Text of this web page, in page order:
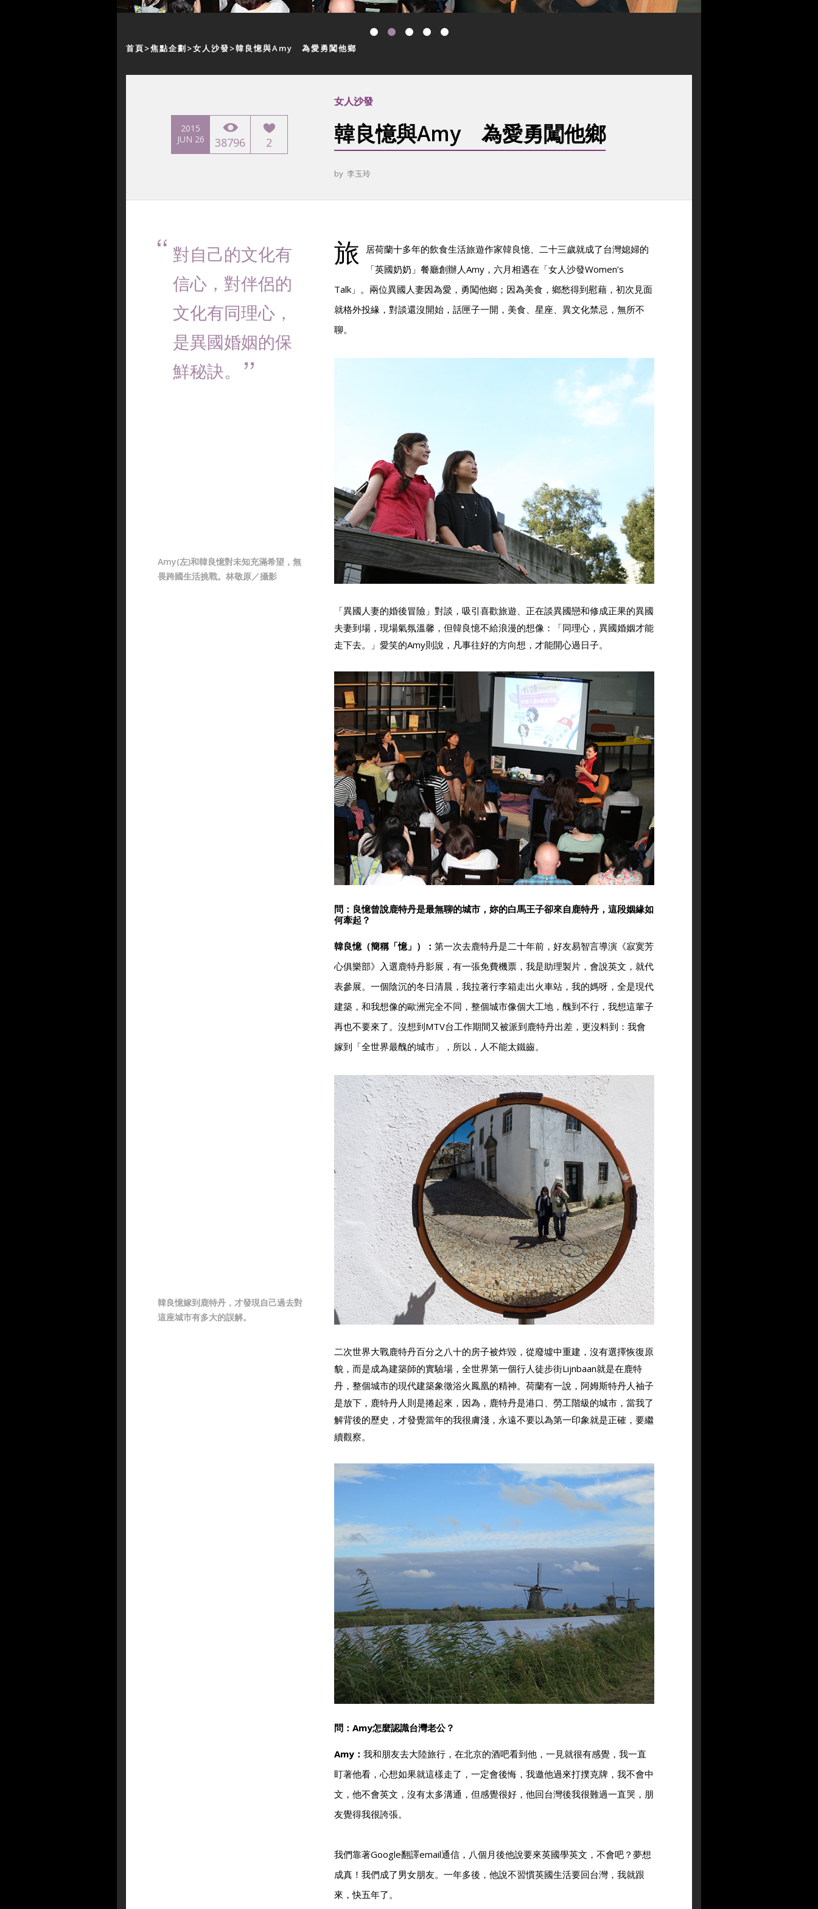
首頁 焦點企劃 女人沙發 韓良憶與Amy 為愛勇闖他鄉
2015
JUN 26
38796 2
女人沙發
韓良憶與Amy 為愛勇闖他鄉
by 李玉玲
對自己的文化有
信心，對伴侶的
文化有同理心，
是異國婚姻的保
鮮秘訣。
旅
居荷蘭十多年的飲食生活旅遊作家韓良憶、二十三歲就成了台灣媳婦的
「英國奶奶」餐廳創辦人Amy，六月相遇在「女人沙發Women’s
Talk」。兩位異國人妻因為愛，勇闖他鄉；因為美食，鄉愁得到慰藉，初次見面
就格外投緣，對談還沒開始，話匣子一開，美食、星座、異文化禁忌，無所不
聊。
Amy(左)和韓良憶對未知充滿希望，無
畏跨國生活挑戰。林敬原／攝影
「異國人妻的婚後冒險」對談，吸引喜歡旅遊、正在談異國戀和修成正果的異國
夫妻到場，現場氣氛溫馨，但韓良憶不給浪漫的想像：「同理心，異國婚姻才能
走下去。」愛笑的Amy則說，凡事往好的方向想，才能開心過日子。
問：良憶曾說鹿特丹是最無聊的城市，妳的白馬王子卻來自鹿特丹，這段姻緣如
何牽起？
韓良憶（簡稱「憶」）： 第一次去鹿特丹是二十年前，好友易智言導演《寂寞芳
心俱樂部》入選鹿特丹影展，有一張免費機票，我是助理製片，會說英文，就代
表參展。一個陰沉的冬日清晨，我拉著行李箱走出火車站，我的媽呀，全是現代
建築，和我想像的歐洲完全不同，整個城市像個大工地，醜到不行，我想這輩子
再也不要來了。沒想到MTV台工作期間又被派到鹿特丹出差，更沒料到：我會
嫁到「全世界最醜的城市」，所以，人不能太鐵齒。
韓良憶嫁到鹿特丹，才發現自己過去對
這座城市有多大的誤解。
二次世界大戰鹿特丹百分之八十的房子被炸毀，從廢墟中重建，沒有選擇恢復原
貌，而是成為建築師的實驗場，全世界第一個行人徒步街Lijnbaan就是在鹿特
丹，整個城市的現代建築象徵浴火鳳凰的精神。荷蘭有一說，阿姆斯特丹人袖子
是放下，鹿特丹人則是捲起來，因為，鹿特丹是港口、勞工階級的城市，當我了
解背後的歷史，才發覺當年的我很膚淺，永遠不要以為第一印象就是正確，要繼
續觀察。
問：Amy怎麼認識台灣老公？
Amy： 我和朋友去大陸旅行，在北京的酒吧看到他，一見就很有感覺，我一直
盯著他看，心想如果就這樣走了，一定會後悔，我邀他過來打撲克牌，我不會中
文，他不會英文，沒有太多溝通，但感覺很好，他回台灣後我很難過一直哭，朋
友覺得我很誇張。
我們靠著Google翻譯email通信，八個月後他說要來英國學英文，不會吧？夢想
成真！我們成了男女朋友。一年多後，他說不習慣英國生活要回台灣，我就跟
來，快五年了。